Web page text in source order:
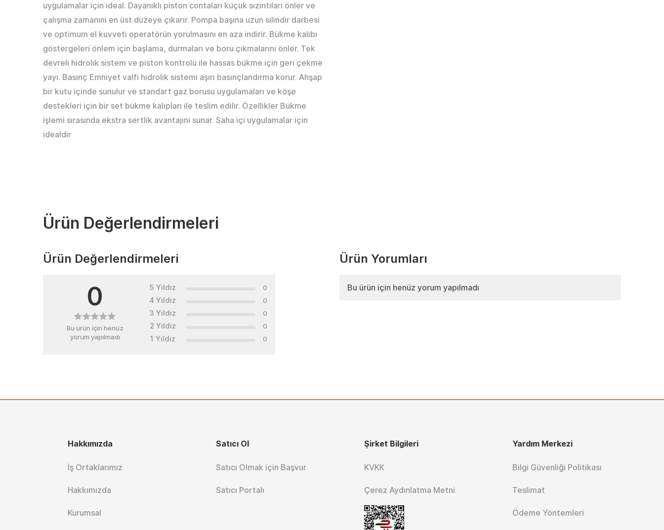
uygulamalar için ideal. Dayanıklı piston contaları küçük sızıntıları önler ve
çalışma zamanını en üst düzeye çıkarır. Pompa başına uzun silindir darbesi
ve optimum el kuvveti operatörün yorulmasını en aza indirir. Bükme kalıbı
göstergeleri önlem için başlama, durmaları ve boru çıkmalarını önler. Tek
devreli hidrolik sistem ve piston kontrolü ile hassas bükme için geri çekme
yayı. Basınç Emniyet valfi hidrolik sistemi aşırı basınçlandırma korur. Ahşap
bir kutu içinde sunulur ve standart gaz borusu uygulamaları ve köşe
destekleri için bir set bükme kalıpları ile teslim edilir. Özellikler Bükme
işlemi sırasında ekstra sertlik avantajını sunar. Saha içi uygulamalar için
idealdir
Ürün Değerlendirmeleri
Ürün Değerlendirmeleri
0
Bu ürün için henüz
yorum yapılmadı
5 Yıldız 0
4 Yıldız 0
3 Yıldız 0
2 Yıldız 0
1 Yıldız 0
Ürün Yorumları
Bu ürün için henüz yorum yapılmadı
Hakkımızda
İş Ortaklarımız
Hakkımızda
Kurumsal
Satıcı Ol
Satıcı Olmak için Başvur
Satıcı Portalı
Şirket Bilgileri
KVKK
Çerez Aydınlatma Metni
Yardım Merkezi
Bilgi Güvenliği Politikası
Teslimat
Ödeme Yöntemleri